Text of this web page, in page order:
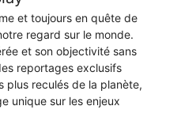
et toujours en quête de
regard sur le monde.
et son objectivité sans
reportages exclusifs
plus reculés de la planète,
unique sur les enjeux